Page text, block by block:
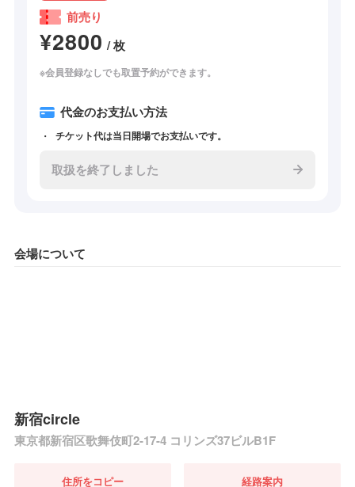
前売り
¥2800 / 枚
※会員登録なしでも取置予約ができます。
代金のお支払い方法
チケット代は当日開場でお支払いです。
取扱を終了しました
会場について
新宿circle
東京都新宿区歌舞伎町2-17-4 コリンズ37ビルB1F
住所をコピー 経路案内